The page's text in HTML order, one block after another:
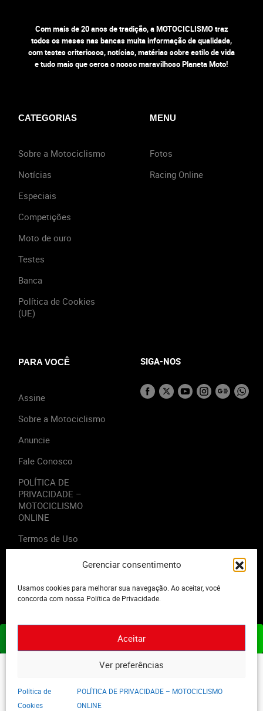
Gerenciar consentimento
Usamos cookies para melhorar sua navegação. Ao aceitar, você
concorda com nossa Política de Privacidade.
Aceitar
Ver preferências
Política de
Cookies
POLÍTICA DE PRIVACIDADE – MOTOCICLISMO
ONLINE
Com mais de 20 anos de tradição, a MOTOCICLISMO traz
todos os meses nas bancas muita informação de qualidade,
com testes criteriosos, notícias, matérias sobre estilo de vida
e tudo mais que cerca o nosso maravilhoso Planeta Moto!
CATEGORIAS
Sobre a Motociclismo
Notícias
Especiais
Competições
Moto de ouro
Testes
Banca
Política de Cookies
(UE)
MENU
Fotos
Racing Online
PARA VOCÊ
Assine
Sobre a Motociclismo
Anuncie
Fale Conosco
POLÍTICA DE
PRIVACIDADE –
MOTOCICLISMO
ONLINE
Termos de Uso
SIGA-NOS
2023 - Editora Motor Midia. Todos os direitos reservados.
ASSINE JÁ